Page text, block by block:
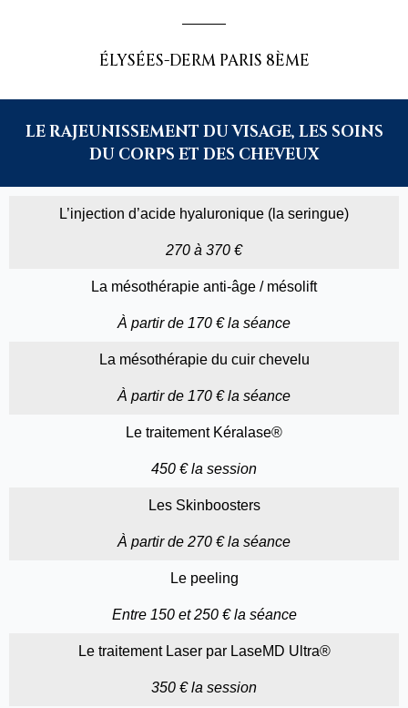
ÉLYSÉES-DERM PARIS 8ÈME
LE RAJEUNISSEMENT DU VISAGE, LES SOINS
DU CORPS ET DES CHEVEUX
L’injection d’acide hyaluronique (la seringue)
270 à 370 €
La mésothérapie anti-âge / mésolift
À partir de 170 € la séance
La mésothérapie du cuir chevelu
À partir de 170 € la séance
Le traitement Kéralase®
450 € la session
Les Skinboosters
À partir de 270 € la séance
Le peeling
Entre 150 et 250 € la séance
Le traitement Laser par LaseMD Ultra®
350 € la session